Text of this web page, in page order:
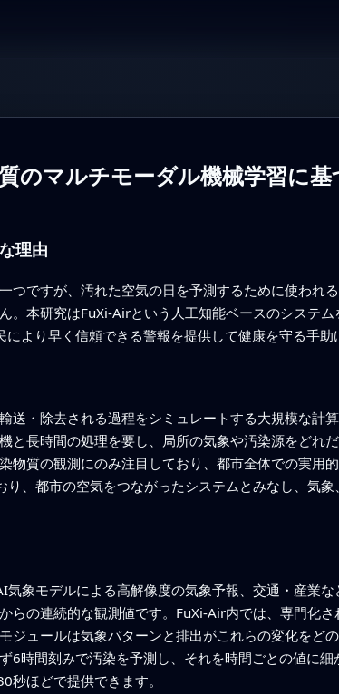
のマルチモーダル機械学習に
理由
つですが、汚れた空気の日を予測するために使われ
。本研究はFuXi‑Airという人工知能ベースのシステ
より早く信頼できる警報を提供して健康を守る手助
送・除去される過程をシミュレートする大規模な計
と長時間の処理を要し、局所の気象や汚染源をどれ
物質の観測にのみ注目しており、都市全体での実用
、都市の空気をつながったシステムとみなし、気
象モデルによる高解像度の気象予報、交通・産業
らの連続的な観測値です。FuXi‑Air内では、専門化
ジュールは気象パターンと排出がこれらの変化をど
6時間刻みで汚染を予測し、それを時間ごとの値に
ほどで提供できます。